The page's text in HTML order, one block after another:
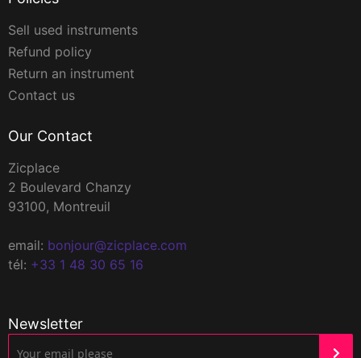
Sell used instruments
Refund policy
Return an instrument
Contact us
Our Contact
Zicplace
2 Boulevard Chanzy
93100, Montreuil
email: bonjour@zicplace.com
tél: +33 1 48 30 65 16
Newsletter